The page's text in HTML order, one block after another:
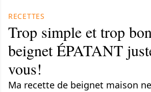
RECETTES
Trop simple et trop
beignet ÉPATANT
vous!
Ma recette de beignet maison